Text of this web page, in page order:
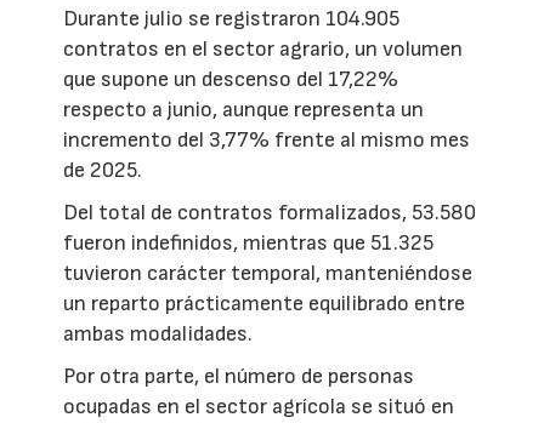
Durante julio se registraron 104.905
contratos en el sector agrario, un volumen
que supone un descenso del 17,22%
respecto a junio, aunque representa un
incremento del 3,77% frente al mismo mes
de 2025.
Del total de contratos formalizados, 53.580
fueron indefinidos, mientras que 51.325
tuvieron carácter temporal, manteniéndose
un reparto prácticamente equilibrado entre
ambas modalidades.
Por otra parte, el número de personas
ocupadas en el sector agrícola se situó en